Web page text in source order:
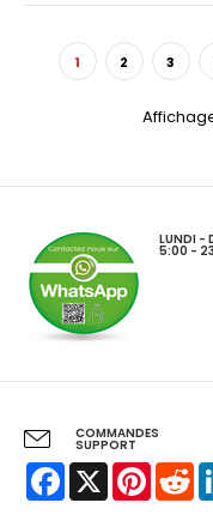
1 2 3
LUNDI -
5:00 -
COMMANDES
SUPPORT
Facebook
X